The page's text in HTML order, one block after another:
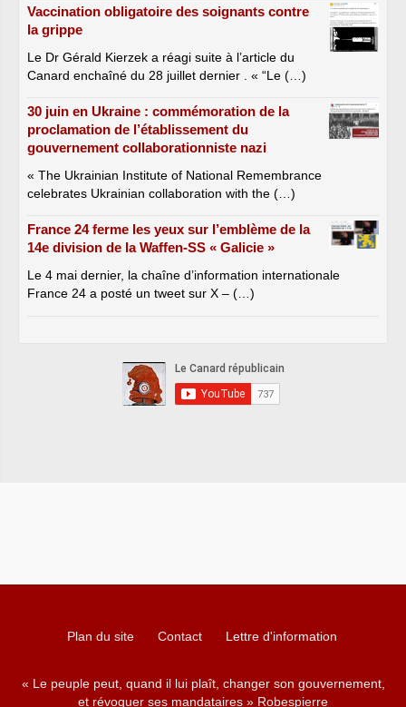
Vaccination obligatoire des soignants contre
la grippe
Le Dr Gérald Kierzek a réagi suite à l’article du
Canard enchaîné du 28 juillet dernier . « “Le (…)
30 juin en Ukraine : commémoration de la
proclamation de l’établissement du
gouvernement collaborationniste nazi
« The Ukrainian Institute of National Remembrance
celebrates Ukrainian collaboration with the (…)
France 24 ferme les yeux sur l’emblème de la
14e division de la Waffen-SS « Galicie »
Le 4 mai dernier, la chaîne d’information internationale
France 24 a posté un tweet sur X – (…)
Plan du site Contact Lettre d'information
« Le peuple peut, quand il lui plaît, changer son gouvernement,
et révoquer ses mandataires » Robespierre